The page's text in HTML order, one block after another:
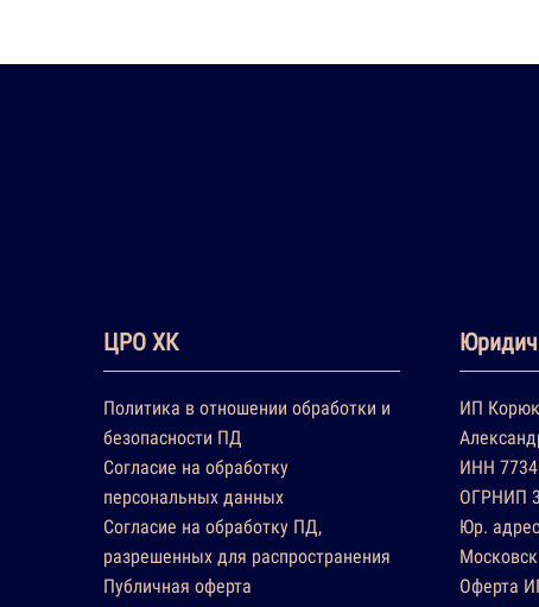
ЦРО ХК
Политика в отношении обработки и
безопасности ПД
Согласие на обработку
персональных данных
Согласие на обработку ПД,
разрешенных для распространения
Публичная оферта
ИП
ИНН
ОГРНИП
Юр.
Оферта